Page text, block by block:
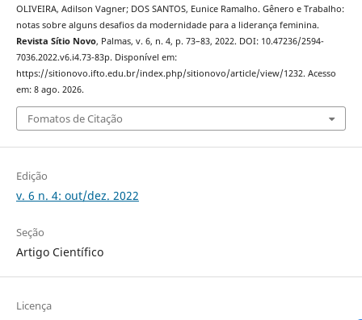
OLIVEIRA, Adilson Vagner; DOS SANTOS, Eunice Ramalho. Gênero e Trabalho:
notas sobre alguns desafios da modernidade para a liderança feminina.
Revista Sítio Novo, Palmas, v. 6, n. 4, p. 73–83, 2022. DOI: 10.47236/2594-
7036.2022.v6.i4.73-83p. Disponível em:
https://sitionovo.ifto.edu.br/index.php/sitionovo/article/view/1232. Acesso
em: 8 ago. 2026.
Fomatos de Citação
Edição
v. 6 n. 4: out/dez. 2022
Seção
Artigo Científico
Licença